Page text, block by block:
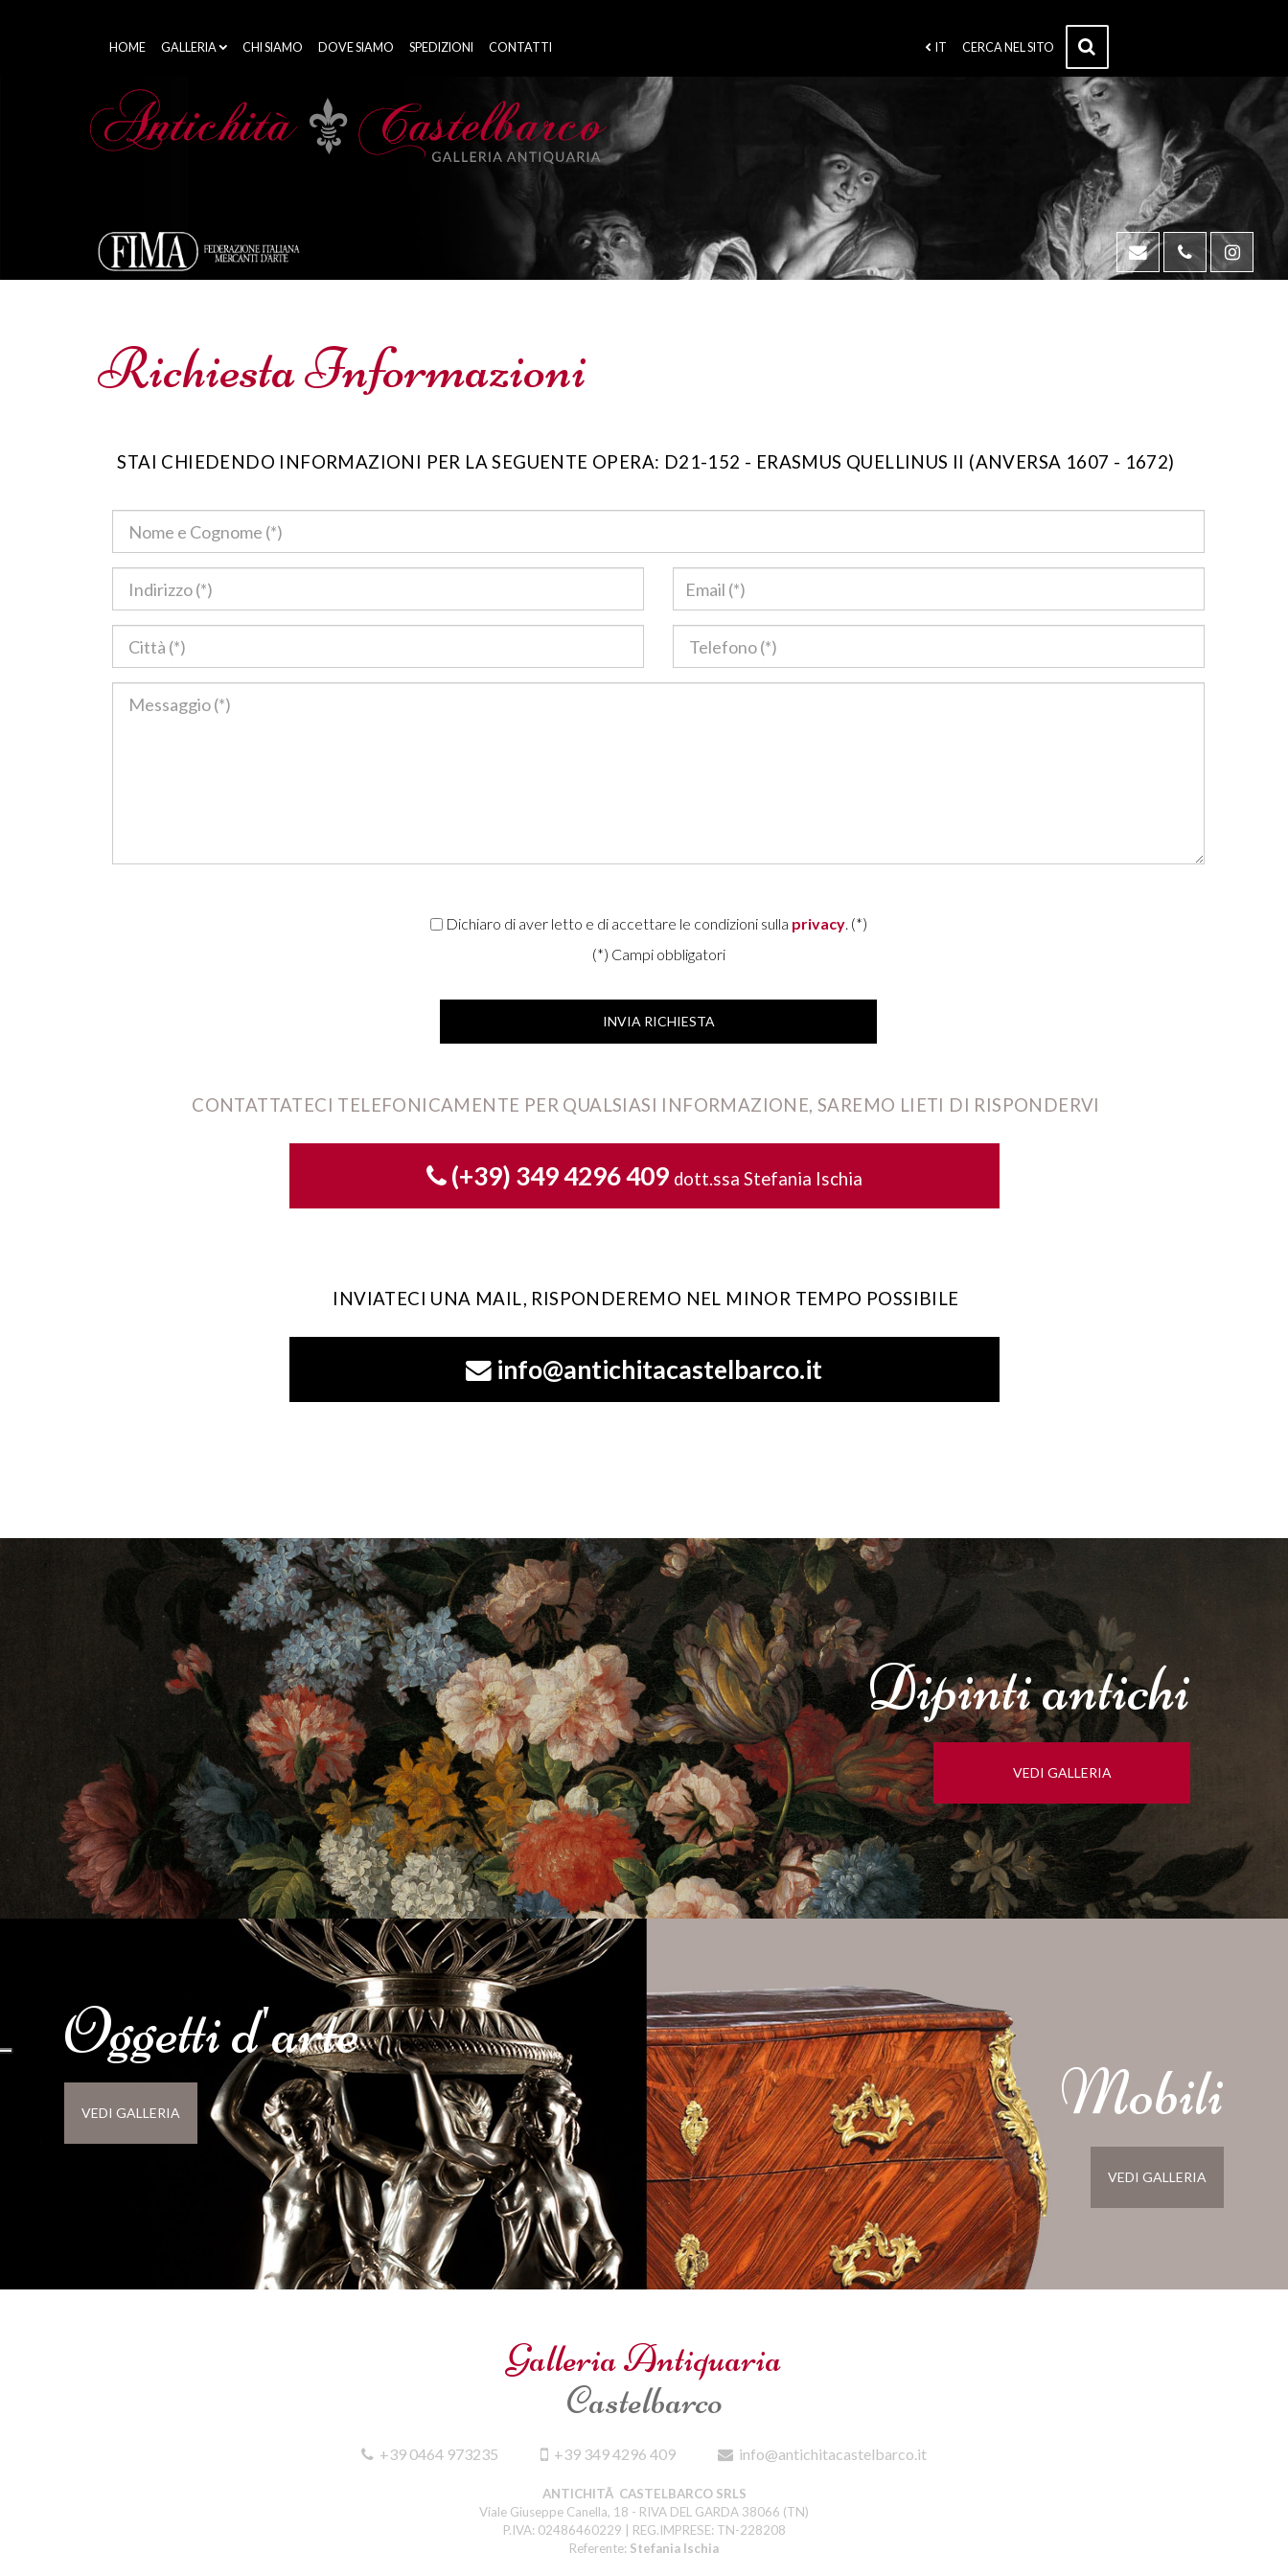
IT CERCA NEL SITO
HOME GALLERIA CHI SIAMO DOVE SIAMO SPEDIZIONI CONTATTI
Richiesta Informazioni
STAI CHIEDENDO INFORMAZIONI PER LA SEGUENTE OPERA: D21-152 - ERASMUS QUELLINUS II (ANVERSA 1607 - 1672)
Dichiaro di aver letto e di accettare le condizioni sulla privacy. (*)
(*) Campi obbligatori
CONTATTATECI TELEFONICAMENTE PER QUALSIASI INFORMAZIONE, SAREMO LIETI DI RISPONDERVI
(+39) 349 4296 409 dott.ssa Stefania Ischia
INVIATECI UNA MAIL, RISPONDEREMO NEL MINOR TEMPO POSSIBILE
info@antichitacastelbarco.it
Dipintiantichi
VEDI GALLERIA
Oggetti d'arte
VEDI GALLERIA Mobili
VEDI GALLERIA
Galleria Antiquaria
Castelbarco
+39 0464 973235 +39 349 4296 409 info@antichitacastelbarco.it
ANTICHITÃ CASTELBARCO SRLS
Viale Giuseppe Canella, 18 - RIVA DEL GARDA 38066 (TN)
P.IVA: 02486460229 | REG.IMPRESE: TN-228208
Referente: Stefania Ischia